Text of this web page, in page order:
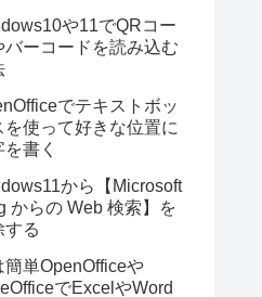
や11でQRコー
バーコードを読み込む
でテキストボッ
を使って好きな位置に
書く
から【Microsoft
からの Web 検索】を
する
簡単OpenOfficeや
でExcelやWord